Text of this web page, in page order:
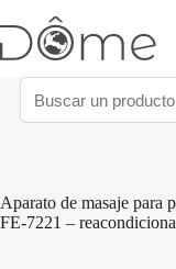
al
contenido
Aparato de masaje para
FE-7221 –